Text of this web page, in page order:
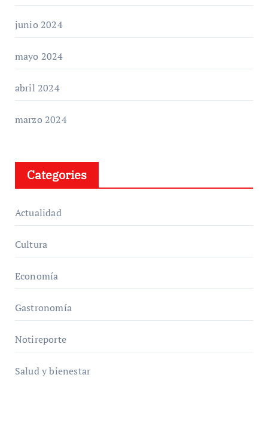
junio 2024
mayo 2024
abril 2024
marzo 2024
Categories
Actualidad
Cultura
Economía
Gastronomía
Notireporte
Salud y bienestar